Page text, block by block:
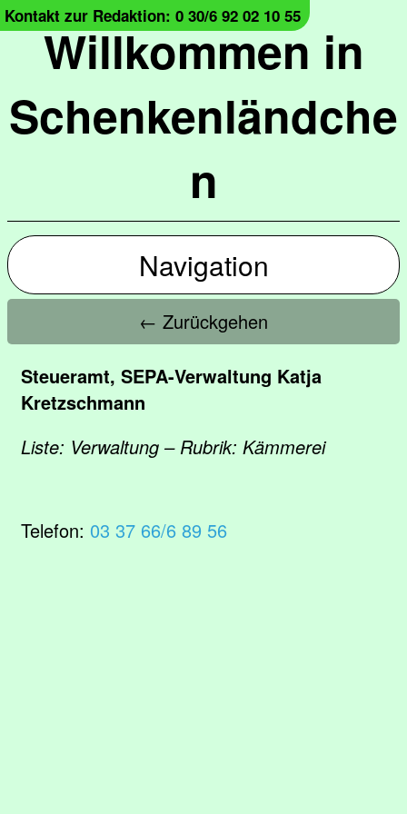
Willkommen in
Schenkenländche
n
Kontakt zur Redaktion: 0 30/6 92 02 10 55
Navigation
← Zurückgehen
Steueramt, SEPA-Verwaltung Katja
Kretzschmann
Liste: Verwaltung – Rubrik: Kämmerei
Telefon: 03 37 66/6 89 56